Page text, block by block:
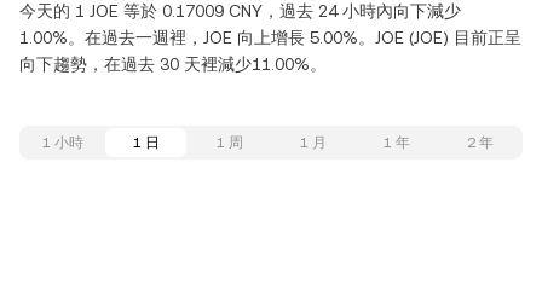
今天的 1 JOE 等於 0.17009 CNY，過去 24 小時內向下減少
1.00%。在過去一週裡，JOE 向上增長 5.00%。JOE (JOE) 目前正呈
向下趨勢，在過去 30 天裡減少11.00%。
1 小時 1 日 1 周 1 月 1 年 2 年